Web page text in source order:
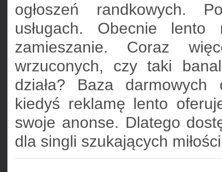
ogłoszeń randkowych.
usługach. Obecnie
zamieszanie. Coraz
wrzuconych, czy taki
działa? Baza darmowych
kiedyś reklamę lento
swoje anonse. Dlatego
dla singli szukających